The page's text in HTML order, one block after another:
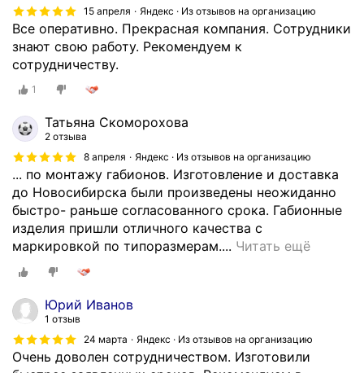
ф
и
с
а
а
л
и
,
ч
т
ь
15 апреля
Яндекс · Из отзывов на организацию
Все оперативно. Прекрасная компания. Сотрудники
знают свою работу. Рекомендуем к
сотрудничеству.
1
Татьяна Скоморохова
2 отзыва
8 апреля
Яндекс · Из отзывов на организацию
... по монтажу габионов. Изготовление и доставка
до Новосибирска были произведены неожиданно
быстро- раньше согласованного срока. Габионные
изделия пришли отличного качества с
маркировкой по типоразмерам.... Читать ещёН
о
Юрий Иванов
1 отзыв
24 марта
Яндекс · Из отзывов на организацию
Очень доволен сотрудничеством. Изготовили